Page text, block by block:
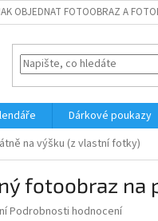
OBJEDNAT FOTOOBRAZ A
Dárkové poukazy
na výšku (z vlastní fotky)
fotoobraz na
Podrobnosti hodnocení